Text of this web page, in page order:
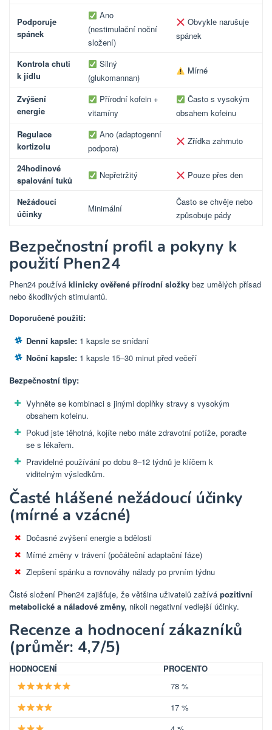
Podporuje
spánek
Ano
(nestimulační noční
složení)
Obvykle narušuje
spánek
Kontrola chuti
k jídlu
Silný
(glukomannan)
Mírné
Zvýšení
energie
Přírodní kofein +
vitamíny
Často s vysokým
obsahem kofeinu
Regulace
kortizolu
Ano (adaptogenní
podpora)
Zřídka zahrnuto
24hodinové
spalování tuků
Nepřetržitý Pouze přes den
Nežádoucí
účinky
Minimální
Často se chvěje nebo
způsobuje pády
Bezpečnostní profil a pokyny k
použití Phen24
Phen24 používá klinicky ověřené přírodní složky bez umělých přísad
nebo škodlivých stimulantů.
Doporučené použití:
Denní kapsle: 1 kapsle se snídaní
Noční kapsle: 1 kapsle 15–30 minut před večeří
Bezpečnostní tipy:
Vyhněte se kombinaci s jinými doplňky stravy s vysokým
obsahem kofeinu.
Pokud jste těhotná, kojíte nebo máte zdravotní potíže, poraďte
se s lékařem.
Pravidelné používání po dobu 8–12 týdnů je klíčem k
viditelným výsledkům.
Časté hlášené nežádoucí účinky
(mírné a vzácné)
Dočasné zvýšení energie a bdělosti
Mírné změny v trávení (počáteční adaptační fáze)
Zlepšení spánku a rovnováhy nálady po prvním týdnu
Čisté složení Phen24 zajišťuje, že většina uživatelů zažívá pozitivní
metabolické a náladové změny, nikoli negativní vedlejší účinky.
Recenze a hodnocení zákazníků
(průměr: 4,7/5)
HODNOCENÍ
PROCENTO
78 %
17 %